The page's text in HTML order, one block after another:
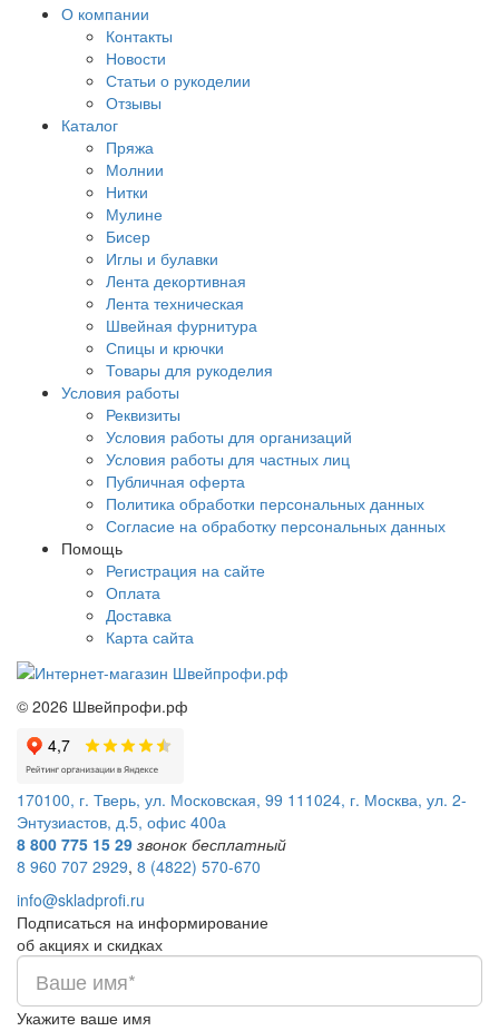
О компании
Контакты
Новости
Статьи о рукоделии
Отзывы
Каталог
Пряжа
Молнии
Нитки
Мулине
Бисер
Иглы и булавки
Лента декортивная
Лента техническая
Швейная фурнитура
Спицы и крючки
Товары для рукоделия
Условия работы
Реквизиты
Условия работы для организаций
Условия работы для частных лиц
Публичная оферта
Политика обработки персональных данных
Согласие на обработку персональных данных
Помощь
Регистрация на сайте
Оплата
Доставка
Карта сайта
© 2026 Швейпрофи.рф
170100, г. Тверь, ул. Московская, 99 111024, г. Москва, ул. 2-
Энтузиастов, д.5, офис 400а
8 800 775 15 29 звонок бесплатный
8 960 707 2929, 8 (4822) 570-670
info@skladprofi.ru
Подписаться на информирование
об акциях и скидках
Укажите ваше имя